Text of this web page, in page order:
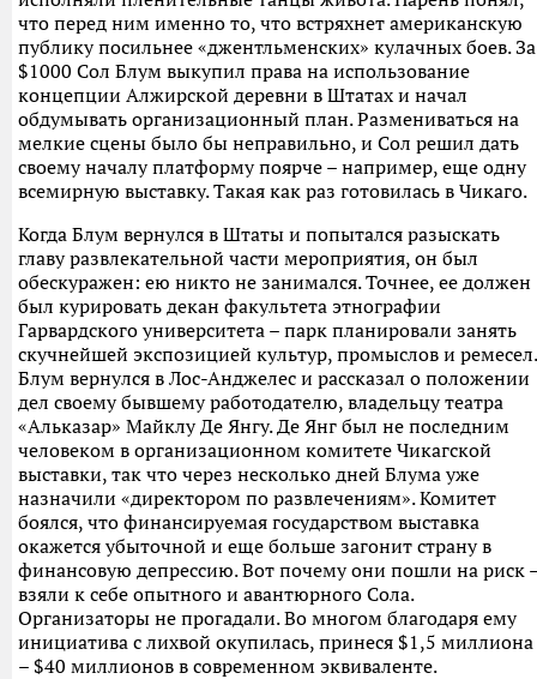
что перед ним именно то, что встряхнет американскую
публику посильнее «джентльменских» кулачных боев. За
$1000 Сол Блум выкупил права на использование
концепции Алжирской деревни в Штатах и начал
обдумывать организационный план. Размениваться на
мелкие сцены было бы неправильно, и Сол решил дать
своему началу платформу поярче – например, еще одну
всемирную выставку. Такая как раз готовилась в Чикаго.
Когда Блум вернулся в Штаты и попытался разыскать
главу развлекательной части мероприятия, он был
обескуражен: ею никто не занимался. Точнее, ее должен
был курировать декан факультета этнографии
Гарвардского университета – парк планировали занять
скучнейшей экспозицией культур, промыслов и ремесел.
Блум вернулся в Лос-Анджелес и рассказал о положении
дел своему бывшему работодателю, владельцу театра
«Альказар» Майклу Де Янгу. Де Янг был не последним
человеком в организационном комитете Чикагской
выставки, так что через несколько дней Блума уже
назначили «директором по развлечениям». Комитет
боялся, что финансируемая государством выставка
окажется убыточной и еще больше загонит страну в
финансовую депрессию. Вот почему они пошли на риск
взяли к себе опытного и авантюрного Сола.
Организаторы не прогадали. Во многом благодаря ему
инициатива с лихвой окупилась, принеся $1,5 миллиона
– $40 миллионов в современном эквиваленте.